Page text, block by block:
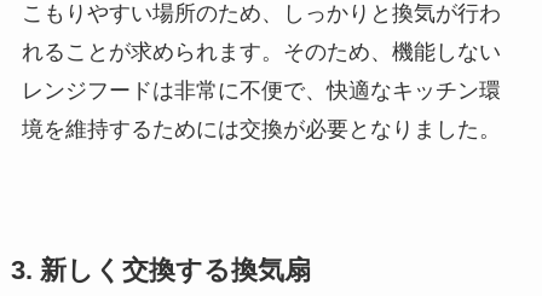
こもりやすい場所のため、しっかりと換気が行わ
れることが求められます。そのため、機能しない
レンジフードは非常に不便で、快適なキッチン環
境を維持するためには交換が必要となりました。
3. 新しく交換する換気扇